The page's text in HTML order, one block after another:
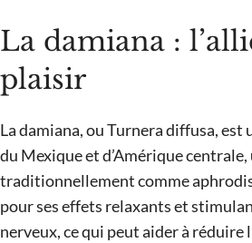
La damiana :
plaisir
La damiana, ou Turnera diffusa,
du Mexique et d’Amérique
traditionnellement comme
pour ses effets relaxants et
nerveux, ce qui peut aider à réduire